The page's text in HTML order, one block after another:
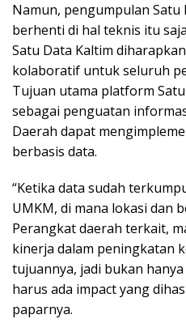
Namun, pengumpulan
berhenti di hal teknis itu
Satu Data Kaltim
kolaboratif untuk seluruh
Tujuan utama platform
sebagai penguatan
Daerah dapat
berbasis data.
“Ketika data sudah
UMKM, di mana lokasi dan
Perangkat daerah terkait,
kinerja dalam peningkatan
tujuannya, jadi bukan
harus ada impact yang
paparnya.